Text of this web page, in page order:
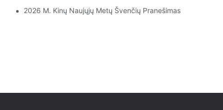
2026 M. Kinų Naujųjų Metų Švenčių Pranešimas